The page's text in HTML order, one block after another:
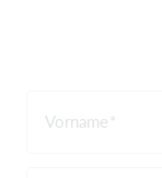
Vorname